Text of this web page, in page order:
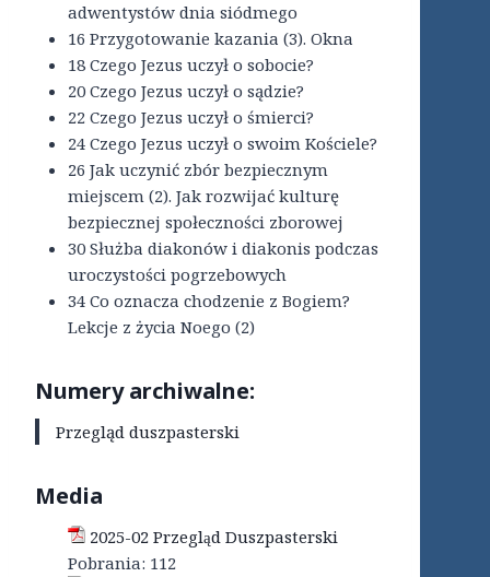
adwentystów dnia siódmego
16 Przygotowanie kazania (3). Okna
18 Czego Jezus uczył o sobocie?
20 Czego Jezus uczył o sądzie?
22 Czego Jezus uczył o śmierci?
24 Czego Jezus uczył o swoim Kościele?
26 Jak uczynić zbór bezpiecznym
miejscem (2). Jak rozwijać kulturę
bezpiecznej społeczności zborowej
30 Służba diakonów i diakonis podczas
uroczystości pogrzebowych
34 Co oznacza chodzenie z Bogiem?
Lekcje z życia Noego (2)
Numery archiwalne:
Przegląd duszpasterski
Media
2025-02 Przegląd Duszpasterski
Pobrania: 112